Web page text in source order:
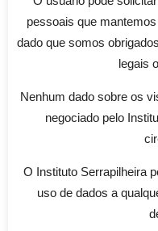
Universidade
Yurij Castelfranchi,
dia inaugural do
mais de 30 minutos,
e a gambiarra:
divulgação científica”.
Yurij Castelfranchi,
da UFMG. Foto:
pessoais que
dado que somos
legais
Nenhum dado sobre os
negociado pelo
O Instituto Serrapilheira
uso de dados a